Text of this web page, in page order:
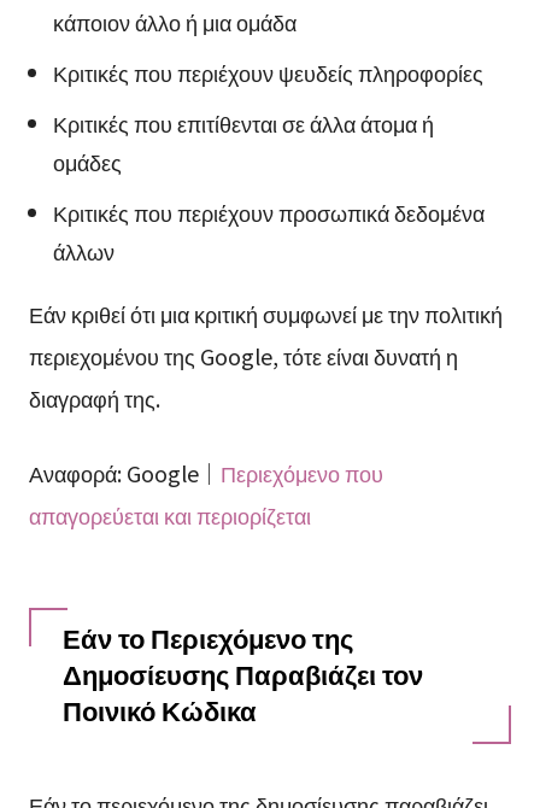
κάποιον άλλο ή μια ομάδα
Κριτικές που περιέχουν ψευδείς πληροφορίες
Κριτικές που επιτίθενται σε άλλα άτομα ή
ομάδες
Κριτικές που περιέχουν προσωπικά δεδομένα
άλλων
Εάν κριθεί ότι μια κριτική συμφωνεί με την πολιτική
περιεχομένου της Google, τότε είναι δυνατή η
διαγραφή της.
Αναφορά: Google｜ Περιεχόμενο που
απαγορεύεται και περιορίζεται
Εάν το Περιεχόμενο της
Δημοσίευσης Παραβιάζει τον
Ποινικό Κώδικα